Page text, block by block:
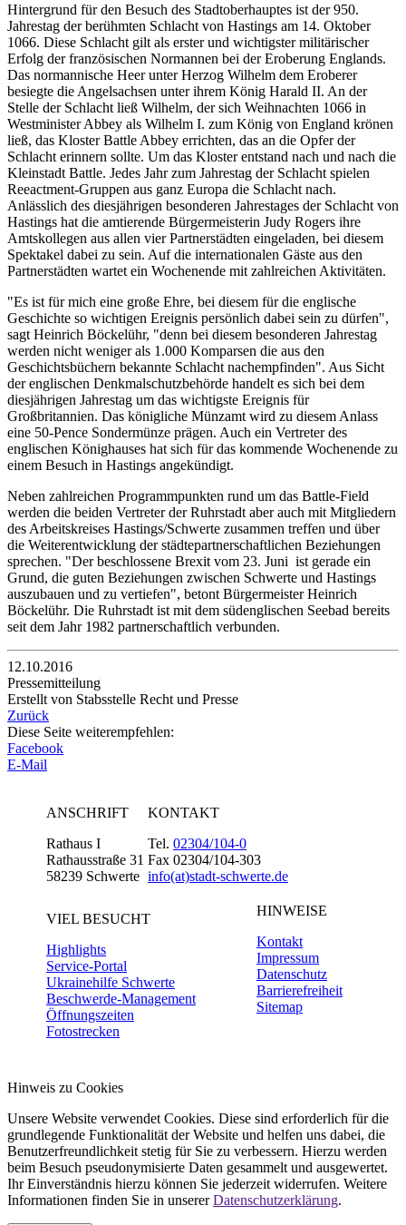
Hintergrund für den Besuch des Stadtoberhauptes ist der 950.
Jahrestag der berühmten Schlacht von Hastings am 14. Oktober
1066. Diese Schlacht gilt als erster und wichtigster militärischer
Erfolg der französischen Normannen bei der Eroberung Englands.
Das normannische Heer unter Herzog Wilhelm dem Eroberer
besiegte die Angelsachsen unter ihrem König Harald II. An der
Stelle der Schlacht ließ Wilhelm, der sich Weihnachten 1066 in
Westminister Abbey als Wilhelm I. zum König von England krönen
ließ, das Kloster Battle Abbey errichten, das an die Opfer der
Schlacht erinnern sollte. Um das Kloster entstand nach und nach die
Kleinstadt Battle. Jedes Jahr zum Jahrestag der Schlacht spielen
Reeactment-Gruppen aus ganz Europa die Schlacht nach.
Anlässlich des diesjährigen besonderen Jahrestages der Schlacht von
Hastings hat die amtierende Bürgermeisterin Judy Rogers ihre
Amtskollegen aus allen vier Partnerstädten eingeladen, bei diesem
Spektakel dabei zu sein. Auf die internationalen Gäste aus den
Partnerstädten wartet ein Wochenende mit zahlreichen Aktivitäten.
"Es ist für mich eine große Ehre, bei diesem für die englische
Geschichte so wichtigen Ereignis persönlich dabei sein zu dürfen",
sagt Heinrich Böckelühr, "denn bei diesem besonderen Jahrestag
werden nicht weniger als 1.000 Komparsen die aus den
Geschichtsbüchern bekannte Schlacht nachempfinden". Aus Sicht
der englischen Denkmalschutzbehörde handelt es sich bei dem
diesjährigen Jahrestag um das wichtigste Ereignis für
Großbritannien. Das königliche Münzamt wird zu diesem Anlass
eine 50-Pence Sondermünze prägen. Auch ein Vertreter des
englischen Könighauses hat sich für das kommende Wochenende zu
einem Besuch in Hastings angekündigt.
Neben zahlreichen Programmpunkten rund um das Battle-Field
werden die beiden Vertreter der Ruhrstadt aber auch mit Mitgliedern
des Arbeitskreises Hastings/Schwerte zusammen treffen und über
die Weiterentwicklung der städtepartnerschaftlichen Beziehungen
sprechen. "Der beschlossene Brexit vom 23. Juni ist gerade ein
Grund, die guten Beziehungen zwischen Schwerte und Hastings
auszubauen und zu vertiefen", betont Bürgermeister Heinrich
Böckelühr. Die Ruhrstadt ist mit dem südenglischen Seebad bereits
seit dem Jahr 1982 partnerschaftlich verbunden.
12.10.2016
Pressemitteilung
Erstellt von Stabsstelle Recht und Presse
Zurück
Diese Seite weiterempfehlen:
Facebook
E-Mail
ANSCHRIFT
Rathaus I
Rathausstraße 31
58239 Schwerte
KONTAKT
Tel. 02304/104-0
Fax 02304/104-303
info(at)stadt-schwerte.de
VIEL BESUCHT
Highlights
Service-Portal
Ukrainehilfe Schwerte
Beschwerde-Management
Öffnungszeiten
Fotostrecken
HINWEISE
Kontakt
Impressum
Datenschutz
Barrierefreiheit
Sitemap
Hinweis zu Cookies
Unsere Website verwendet Cookies. Diese sind erforderlich für die
grundlegende Funktionalität der Website und helfen uns dabei, die
Benutzerfreundlichkeit stetig für Sie zu verbessern. Hierzu werden
beim Besuch pseudonymisierte Daten gesammelt und ausgewertet.
Ihr Einverständnis hierzu können Sie jederzeit widerrufen. Weitere
Informationen finden Sie in unsererDatenschutzerklärung.